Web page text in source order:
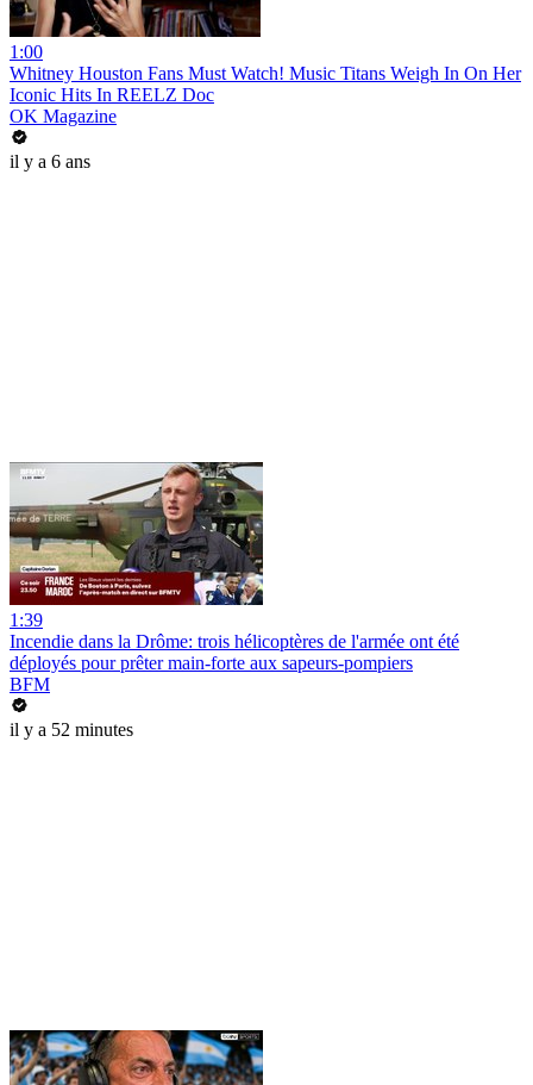
1:00
Whitney Houston Fans Must Watch! Music Titans Weigh In On Her
Iconic Hits In REELZ Doc
OK Magazine
il y a 6 ans
1:39
Incendie dans la Drôme: trois hélicoptères de l'armée ont été
déployés pour prêter main-forte aux sapeurs-pompiers
BFM
il y a 52 minutes